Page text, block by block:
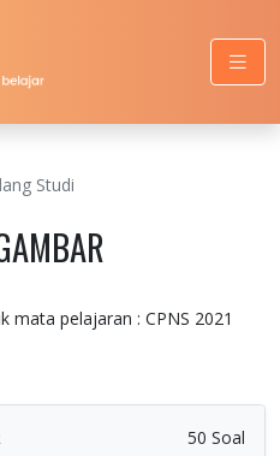
Studi
mata pelajaran : CPNS 2021
50 Soal